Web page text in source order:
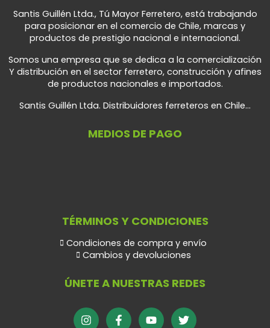
Santis Guillén Ltda., Tú Mayor Ferretero, está trabajando
para posicionar en el comercio de Chile, marcas y
productos de prestigio nacional e internacional.
Somos una empresa que se dedica a la comercialización
Y distribución en el sector ferretero, construcción y afines
de productos nacionales e importados.
Santis Guillén Ltda. Distribuidores ferreteros en Chile...
MEDIOS DE PAGO
TÉRMINOS Y CONDICIONES
Condiciones de compra y envío
Cambios y devoluciones
ÚNETE A NUESTRAS REDES